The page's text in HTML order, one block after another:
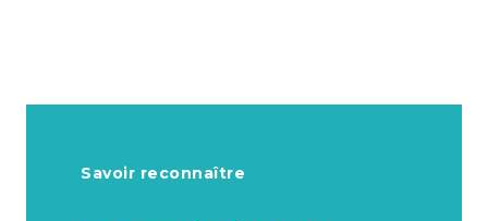
Savoir reconnaître